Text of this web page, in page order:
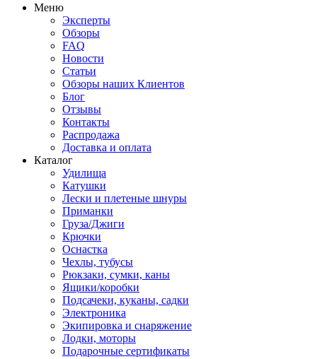
Меню
Эксперты
Обзоры
FAQ
Новости
Статьи
Обзоры наших Клиентов
Блог
Отзывы
Контакты
Распродажа
Доставка и оплата
Каталог
Удилища
Катушки
Лески и плетеные шнуры
Приманки
Груза/Джиги
Крючки
Оснастка
Чехлы, тубусы
Рюкзаки, сумки, каны
Ящики/коробки
Подсачеки, куканы, садки
Электроника
Экипировка и снаряжение
Лодки, моторы
Подарочные сертификаты